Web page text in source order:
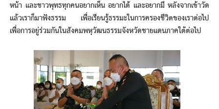
หน้า และชาวพุทธทุกคนอยากเห็น อยากได้ และอยากมี หลังจากเข้าวัด
แล้วเราก็มาฟังธรรม เพื่อเรียนรู้ธรรมะในการครองชีวิตของเราต่อไป
เพื่อการอยู่ร่วมกันในสังคมพหุวัฒนธรรมจังหวัดชายแดนภาคใต้ต่อไป